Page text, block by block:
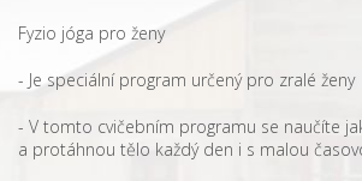
Fyzio jóga pro ženy
- Je speciální program určený pro zralé ženy
- V tomto cvičebním programu se naučíte
a protáhnou tělo každý den i s malou